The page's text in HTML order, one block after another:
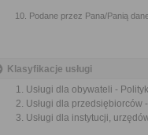
10. Podane przez Pana/Panią
Klasyfikacje usługi
Usługi dla obywateli -
Usługi dla przedsiębiorców
Usługi dla instytucji,